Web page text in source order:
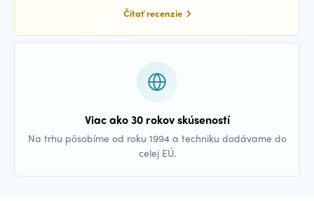
Čítať recenzie
Viac ako 30 rokov skúseností
Na trhu pôsobíme od roku 1994 a techniku dodávame do
celej EÚ.